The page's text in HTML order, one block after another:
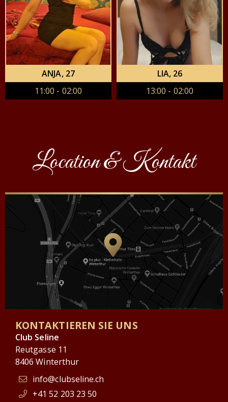
ANJA, 27
11:00 - 02:00
LIA, 26
13:00 - 02:00
Location & Kontakt
KONTAKTIEREN SIE UNS
Club Seline
Reutgasse 11
8406 Winterthur
info@clubseline.ch
+41 52 203 23 50